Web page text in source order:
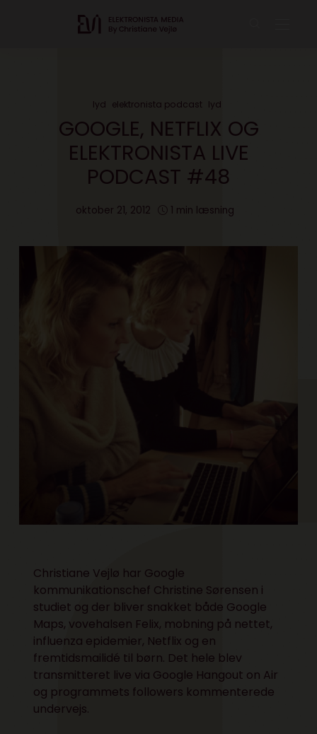
lyd elektronista podcast lyd
GOOGLE, NETFLIX OG
ELEKTRONISTA LIVE
PODCAST #48
oktober 21, 2012 1 min læsning
Christiane Vejlø har Google
kommunikationschef Christine Sørensen i
studiet og der bliver snakket både Google
Maps, vovehalsen Felix, mobning på nettet,
influenza epidemier, Netflix og en
fremtidsmailidé til børn. Det hele blev
transmitteret live via Google Hangout on Air
og programmets followers kommenterede
undervejs.